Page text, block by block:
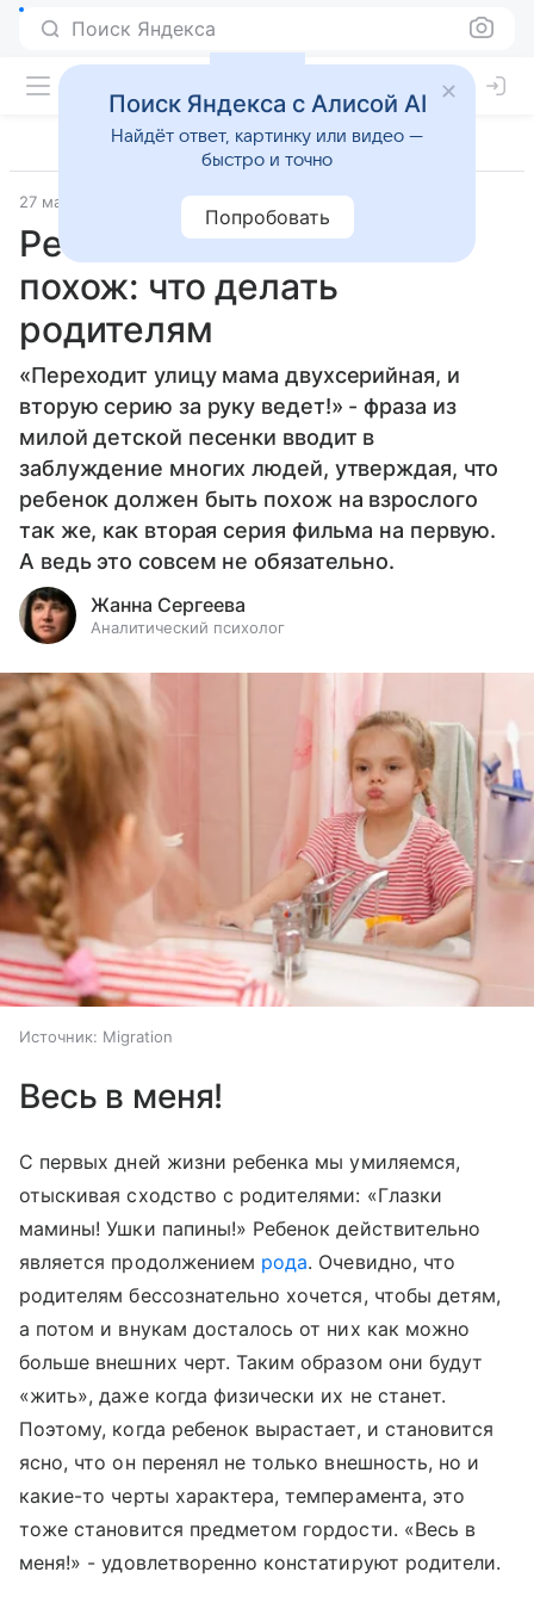
Поиск Яндекса
27 мая 2014
Ребенок ни на кого не
похож: что делать
родителям
«Переходит улицу мама двухсерийная, и
вторую серию за руку ведет!» - фраза из
милой детской песенки вводит в
заблуждение многих людей, утверждая, что
ребенок должен быть похож на взрослого
так же, как вторая серия фильма на первую.
А ведь это совсем не обязательно.
Жанна Сергеева
Аналитический психолог
Источник: Migration
Весь в меня!
С первых дней жизни ребенка мы умиляемся,
отыскивая сходство с родителями: «Глазки
мамины! Ушки папины!» Ребенок действительно
является продолжением рода. Очевидно, что
родителям бессознательно хочется, чтобы детям,
а потом и внукам досталось от них как можно
больше внешних черт. Таким образом они будут
«жить», даже когда физически их не станет.
Поэтому, когда ребенок вырастает, и становится
ясно, что он перенял не только внешность, но и
какие-то черты характера, темперамента, это
тоже становится предметом гордости. «Весь в
меня!» - удовлетворенно констатируют родители.
Поиск Яндекса с Алисой AI
Найдёт ответ, картинку или видео —
быстро и точно
Попробовать